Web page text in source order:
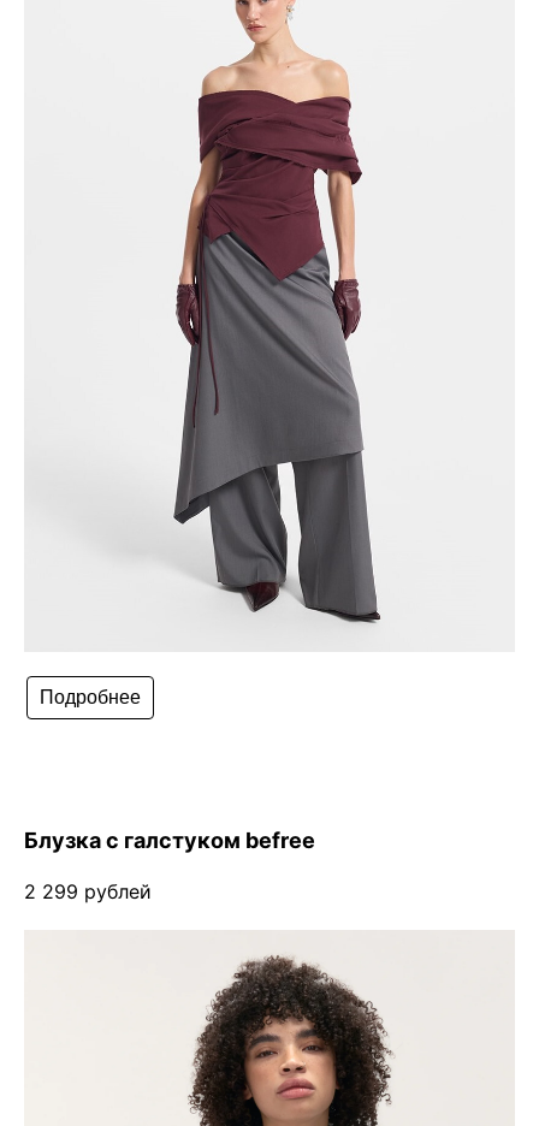
Подробнее
Блузка с галстуком befree
2 299 рублей